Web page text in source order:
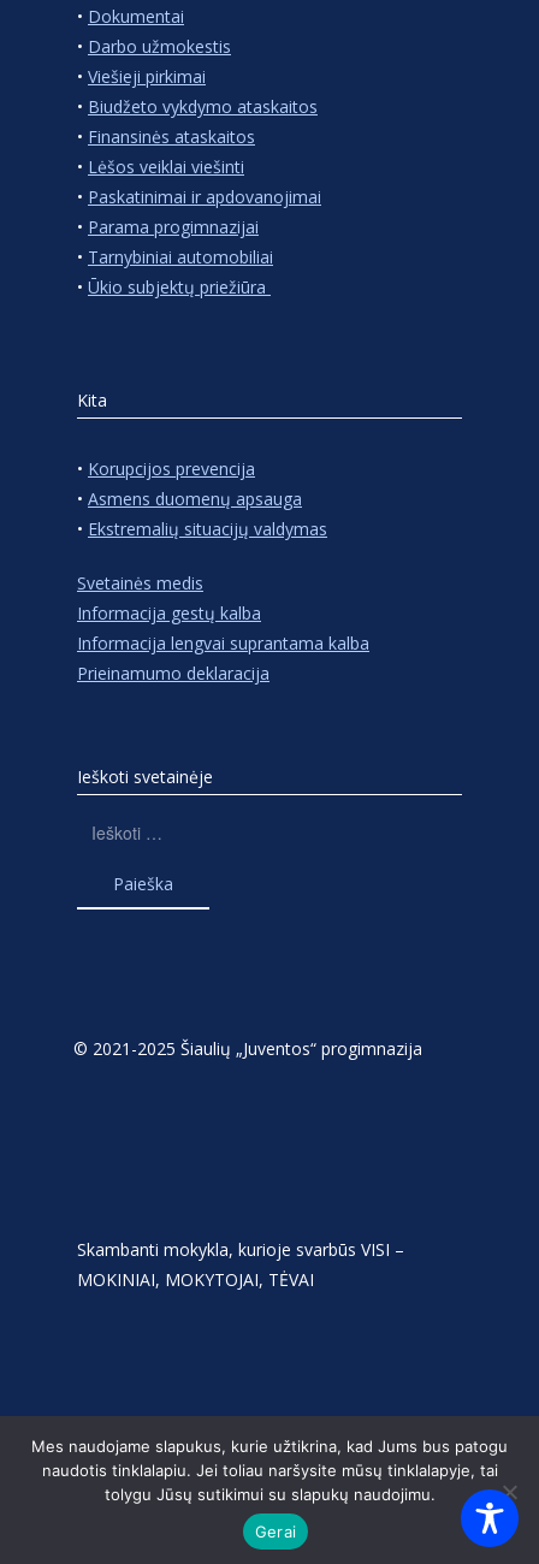
• Dokumentai
• Darbo užmokestis
• Viešieji pirkimai
• Biudžeto vykdymo ataskaitos
• Finansinės ataskaitos
• Lėšos veiklai viešinti
• Paskatinimai ir apdovanojimai
• Parama progimnazijai
• Tarnybiniai automobiliai
• Ūkio subjektų priežiūra
Kita
• Korupcijos prevencija
• Asmens duomenų apsauga
• Ekstremalių situacijų valdymas
Svetainės medis
Informacija gestų kalba
Informacija lengvai suprantama kalba
Prieinamumo deklaracija
Ieškoti svetainėje
© 2021-2025 Šiaulių „Juventos“ progimnazija
Skambanti mokykla, kurioje svarbūs VISI –
MOKINIAI, MOKYTOJAI, TĖVAI
Mes naudojame slapukus, kurie užtikrina, kad Jums bus patogu
naudotis tinklalapiu. Jei toliau naršysite mūsų tinklalapyje, tai
tolygu Jūsų sutikimui su slapukų naudojimu.
Gerai